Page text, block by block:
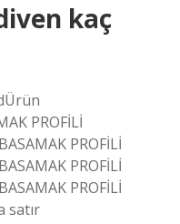
kaç
PROFİLİ
PROFİLİ
PROFİLİ
PROFİLİ
satır